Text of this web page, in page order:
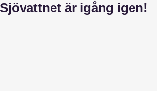
Sjövattnet är igång igen!